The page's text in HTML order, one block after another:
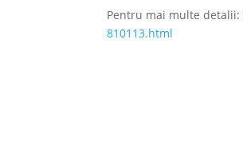
Pentru mai multe detalii:
810113.html